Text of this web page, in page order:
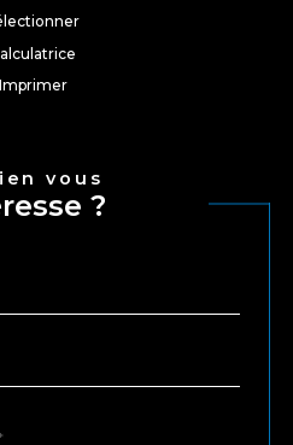
calculatrice
imprimer
vous
?